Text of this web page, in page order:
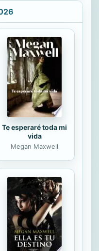
la
Protección de
realizó del día 30 de
diciembre de
tuvo como objetivos
intercambiar y
quehacer de la
en el extenso
de la...
Te esperaré toda mi
vida
Megan Maxwell